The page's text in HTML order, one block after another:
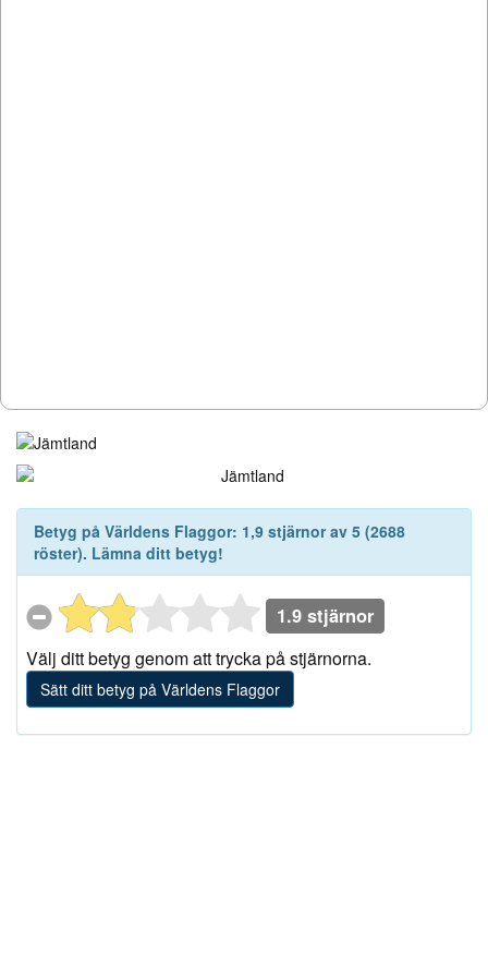
Betyg på Världens Flaggor: 1,9 stjärnor av 5 (2688
röster). Lämna ditt betyg!
1.9 stjärnor
Välj ditt betyg genom att trycka på stjärnorna.
Sätt ditt betyg på Världens Flaggor